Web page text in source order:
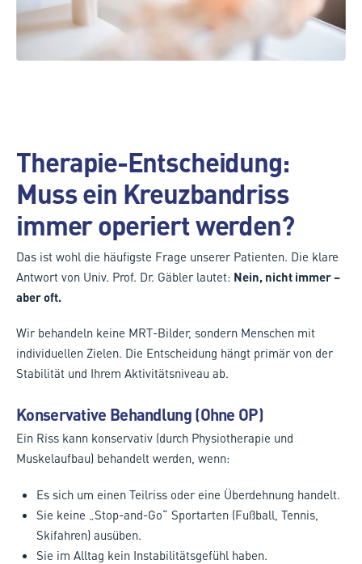
Therapie-Entscheidung:
Muss ein Kreuzbandriss
immer operiert werden?
Das ist wohl die häufigste Frage unserer Patienten. Die klare
Antwort von Univ. Prof. Dr. Gäbler lautet: Nein, nicht immer –
aber oft.
Wir behandeln keine MRT-Bilder, sondern Menschen mit
individuellen Zielen. Die Entscheidung hängt primär von der
Stabilität und Ihrem Aktivitätsniveau ab.
Konservative Behandlung (Ohne OP)
Ein Riss kann konservativ (durch Physiotherapie und
Muskelaufbau) behandelt werden, wenn:
Es sich um einen Teilriss oder eine Überdehnung handelt.
Sie keine „Stop-and-Go“ Sportarten (Fußball, Tennis,
Skifahren) ausüben.
Sie im Alltag kein Instabilitätsgefühl haben.